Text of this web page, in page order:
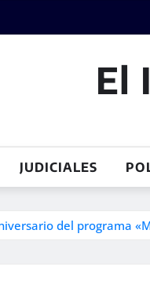
El
JUDICIALES
del programa